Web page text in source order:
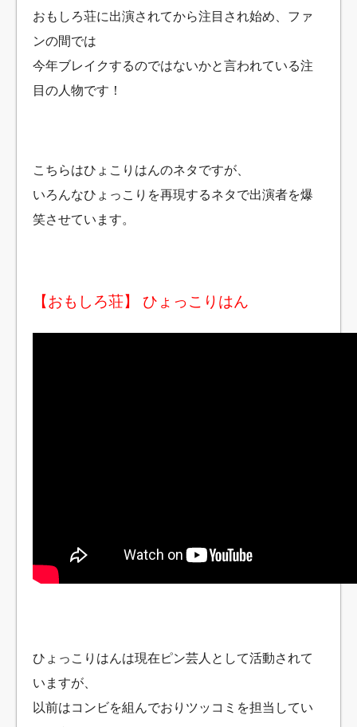
おもしろ荘に出演されてから注目され始め、ファ
ンの間では
今年ブレイクするのではないかと言われている注
目の人物です！
こちらはひょこりはんのネタですが、
いろんなひょっこりを再現するネタで出演者を爆
笑させています。
【おもしろ荘】 ひょっこりはん
ひょっこりはんは現在ピン芸人として活動されて
いますが、
以前はコンビを組んでおりツッコミを担当してい